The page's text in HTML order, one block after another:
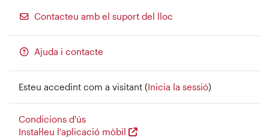
Contacteu amb el suport del lloc
Ajuda i contacte
Esteu accedint com a visitant (Inicia la sessió)
Condicions d'ús
Instal·leu l’aplicació mòbil